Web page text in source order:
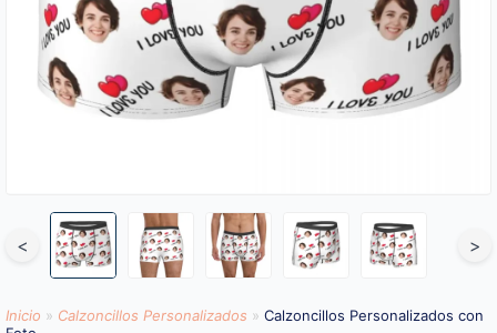
< >
Inicio » Calzoncillos Personalizados » Calzoncillos Personalizados con